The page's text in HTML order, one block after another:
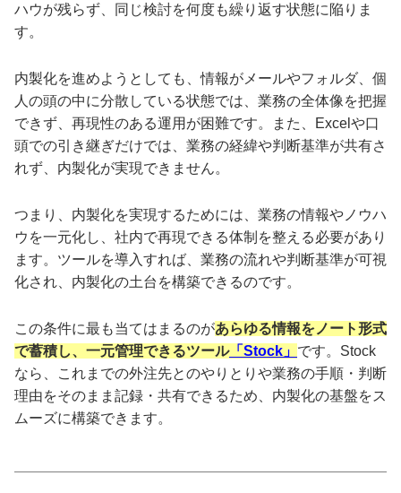
ハウが残らず、同じ検討を何度も繰り返す状態に陥りま
す。
内製化を進めようとしても、情報がメールやフォルダ、個
人の頭の中に分散している状態では、業務の全体像を把握
できず、再現性のある運用が困難です。また、Excelや口
頭での引き継ぎだけでは、業務の経緯や判断基準が共有さ
れず、内製化が実現できません。
つまり、内製化を実現するためには、業務の情報やノウハ
ウを一元化し、社内で再現できる体制を整える必要があり
ます。ツールを導入すれば、業務の流れや判断基準が可視
化され、内製化の土台を構築できるのです。
この条件に最も当てはまるのがあらゆる情報をノート形式
で蓄積し、一元管理できるツール「Stock」 です。Stock
なら、これまでの外注先とのやりとりや業務の手順・判断
理由をそのまま記録・共有できるため、内製化の基盤をス
ムーズに構築できます。